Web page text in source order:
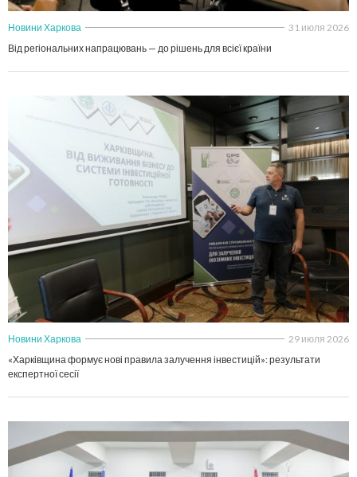
Новини Харкова
31 июля 2026
Від регіональних напрацювань — до рішень для всієї країни
Новини Харкова
29 июля 2026
«Харківщина формує нові правила залучення інвестицій»: результати
експертної сесії